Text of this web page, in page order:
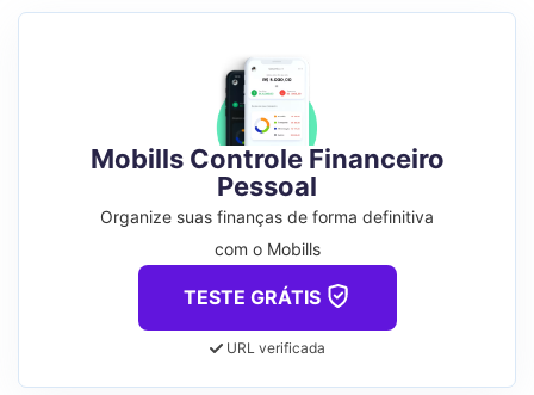
Mobills Controle Financeiro
Pessoal
Organize suas finanças de forma definitiva
com o Mobills
TESTE GRÁTIS
URL verificada